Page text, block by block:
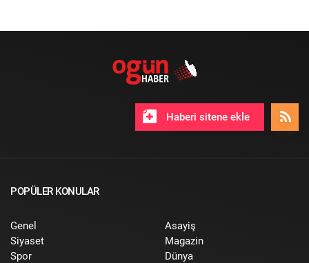
Haberi sitene ekle
POPÜLER KONULAR
Genel
Siyaset
Spor
Asayiş
Magazin
Dünya